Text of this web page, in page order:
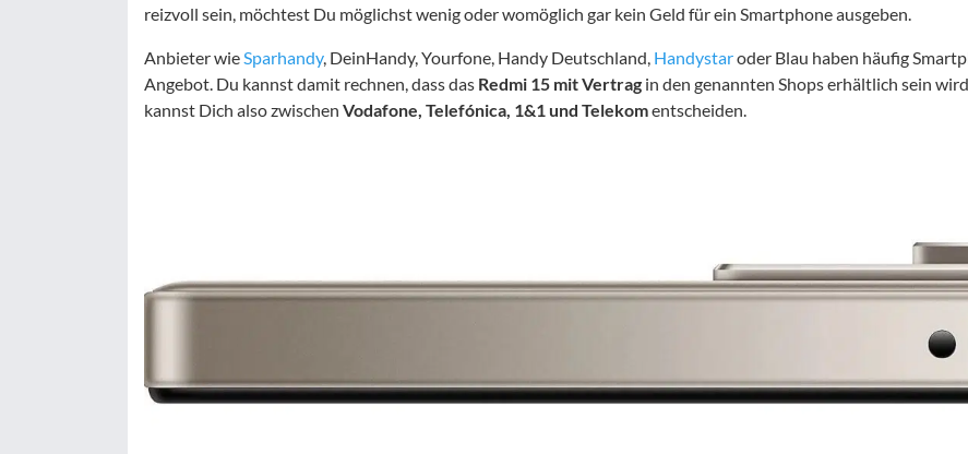
reizvoll sein, möchtest Du möglichst wenig oder womöglich gar kein Geld für ein Smartphone ausgeben.
Anbieter wieSparhandy, DeinHandy, Yourfone, Handy Deutschland, Handystaroder Blau haben häufig
Angebot. Du kannst damit rechnen, dass das Redmi 15 mit Vertrag in den genannten Shops erhältlich sein
kannst Dich also zwischen Vodafone, Telefónica, 1&1 und Telekomentscheiden.